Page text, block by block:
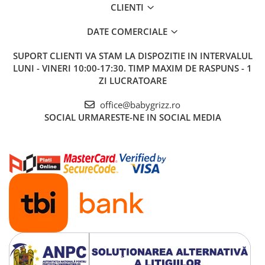
CLIENTI
DATE COMERCIALE
SUPORT CLIENTI VA STAM LA DISPOZITIE IN INTERVALUL
LUNI - VINERI 10:00-17:30. TIMP MAXIM DE RASPUNS - 1
ZI LUCRATOARE
office@babygrizz.ro
SOCIAL URMARESTE-NE IN SOCIAL MEDIA